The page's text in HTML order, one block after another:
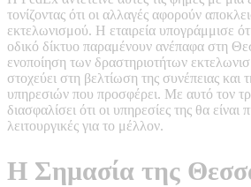
τονίζοντας ότι οι αλλαγές αφορούν
εκτελωνισμού. Η εταιρεία υπογράμμισε
οδικό δίκτυο παραμένουν ανέπαφα στη
ενοποίηση των δραστηριοτήτων
στοχεύει στη βελτίωση της συνέπειας και
υπηρεσιών που προσφέρει. Με αυτό τον
διασφαλίσει ότι οι υπηρεσίες της θα είναι
λειτουργικές για το μέλλον.
Η Σημασία της